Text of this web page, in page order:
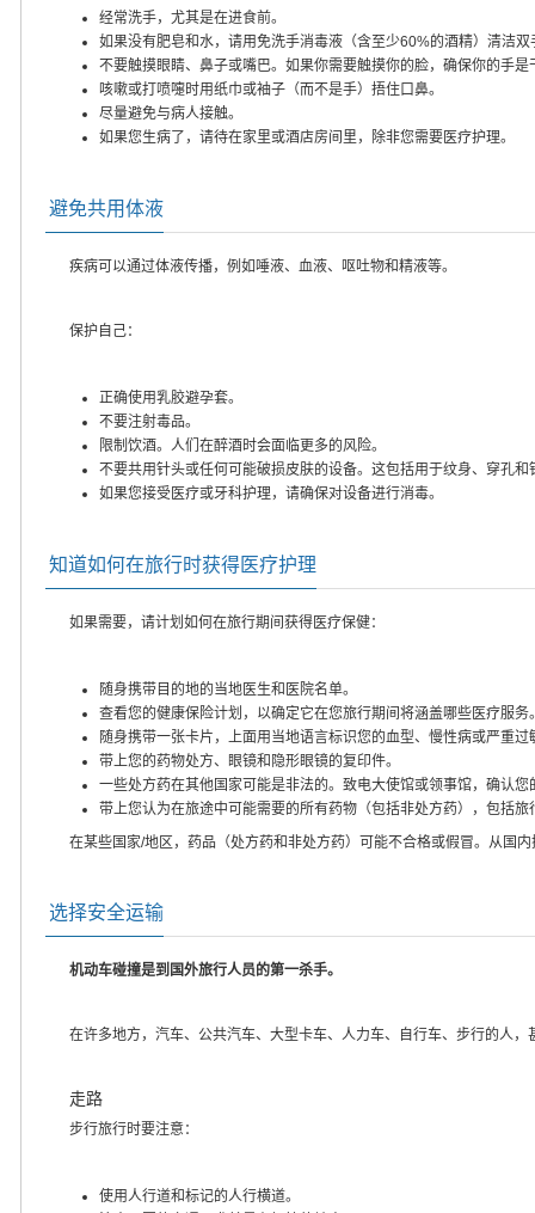
经常洗手，尤其是在进食前。
如果没有肥皂和水，请用免洗手消毒液（含至少60%的酒精）清洁双
不要触摸眼睛、鼻子或嘴巴。如果你需要触摸你的脸，确保你的手是
咳嗽或打喷嚏时用纸巾或袖子（而不是手）捂住口鼻。
尽量避免与病人接触。
如果您生病了，请待在家里或酒店房间里，除非您需要医疗护理。
避免共用体液
疾病可以通过体液传播，例如唾液、血液、呕吐物和精液等。
保护自己：
正确使用乳胶避孕套。
不要注射毒品。
限制饮酒。人们在醉酒时会面临更多的风险。
不要共用针头或任何可能破损皮肤的设备。这包括用于纹身、穿孔和
如果您接受医疗或牙科护理，请确保对设备进行消毒。
知道如何在旅行时获得医疗护理
如果需要，请计划如何在旅行期间获得医疗保健：
随身携带目的地的当地医生和医院名单。
查看您的健康保险计划，以确定它在您旅行期间将涵盖哪些医疗服
随身携带一张卡片，上面用当地语言标识您的血型、慢性病或严重
带上您的药物处方、眼镜和隐形眼镜的复印件。
一些处方药在其他国家可能是非法的。致电大使馆或领事馆，确认
带上您认为在旅途中可能需要的所有药物（包括非处方药），包括
在某些国家/地区，药品（处方药和非处方药）可能不合格或假冒。从国
选择安全运输
机动车碰撞是到国外旅行人员的第一杀手。
在许多地方，汽车、公共汽车、大型卡车、人力车、自行车、步行的人
走路
步行旅行时要注意：
使用人行道和标记的人行横道。